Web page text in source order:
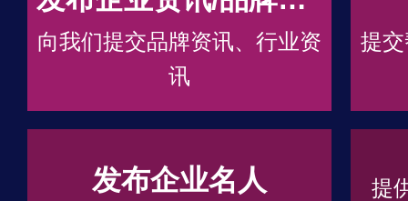
向我们提交品牌资讯、行业资
讯
提
发布企业名人
提